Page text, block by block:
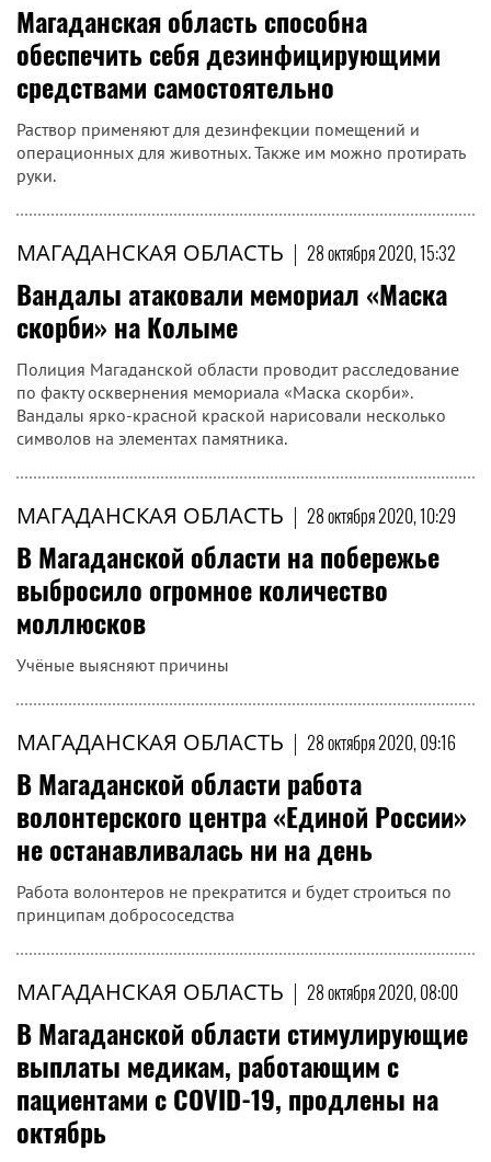
Магаданская область способна
обеспечить себя дезинфицирующими
средствами самостоятельно
Раствор применяют для дезинфекции помещений и
операционных для животных. Также им можно протирать
руки.
МАГАДАНСКАЯ ОБЛАСТЬ | 28 октября 2020, 15:32
Вандалы атаковали мемориал «Маска
скорби» на Колыме
Полиция Магаданской области проводит расследование
по факту осквернения мемориала «Маска скорби».
Вандалы ярко-красной краской нарисовали несколько
символов на элементах памятника.
МАГАДАНСКАЯ ОБЛАСТЬ | 28 октября 2020, 10:29
В Магаданской области на побережье
выбросило огромное количество
моллюсков
Учёные выясняют причины
МАГАДАНСКАЯ ОБЛАСТЬ | 28 октября 2020, 09:16
В Магаданской области работа
волонтерского центра «Единой России»
не останавливалась ни на день
Работа волонтеров не прекратится и будет строиться по
принципам добрососедства
МАГАДАНСКАЯ ОБЛАСТЬ | 28 октября 2020, 08:00
В Магаданской области стимулирующие
выплаты медикам, работающим с
пациентами с COVID-19, продлены на
октябрь